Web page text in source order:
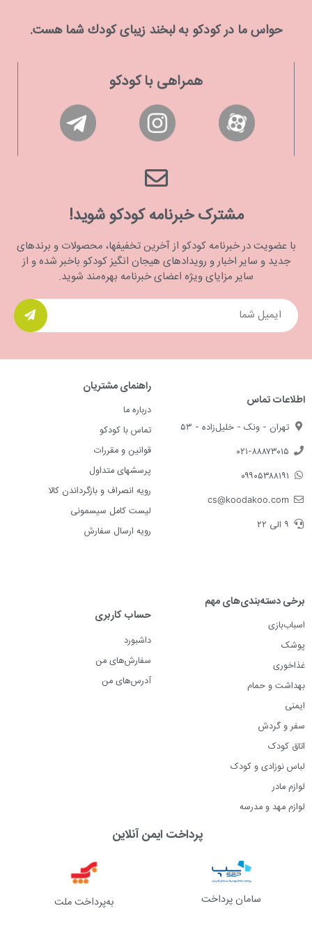
حواس ما در كودكو به لبخند زیبای كودك شما هست.
همراهی با کودکو
مشترک خبرنامه کودکو شوید!
با عضویت در خبرنامه کودکو از آخرین تخفیفها، محصولات و برندهای
جدید و سایر اخبار و رویدادهای هیجان انگیز کودکو باخبر شده و از
سایر مزایای ویژه اعضای خبرنامه بهره‌مند شوید.
اطلاعات تماس
تهران - ونک - خلیل‌زاده - ۵۳
۰۲۱-۸۸۸۷۳۰۱۵
۰۹۹۰۵۳۸۸۱۹۱
cs@koodakoo.com
۹ الی ۲۲
راهنمای مشتریان
درباره ما
تماس با کودکو
قوانین و مقررات
پرسشهای متداول
رویه انصراف و بازگرداندن کالا
لیست کامل سیسمونی
رویه ارسال سفارش
برخی دسته‌بندی‌های مهم
اسباب‌بازی
پوشک
غذاخوری
بهداشت و حمام
ایمنی
سفر و گردش
اتاق کودک
لباس نوزادی و کودک
لوازم مادر
لوازم مهد و مدرسه
حساب کاربری
داشبورد
سفارش‌های من
آدرس‌های من
پرداخت ایمن آنلاین
سامان پرداخت به‌پرداخت ملت